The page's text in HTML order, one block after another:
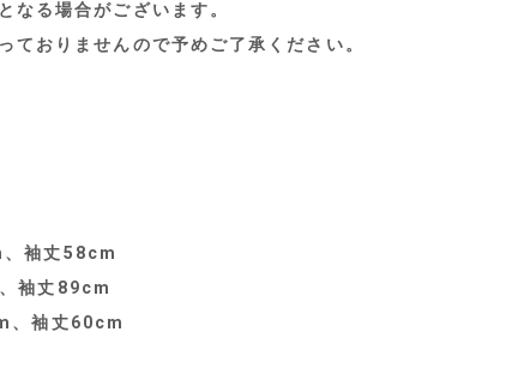
なる場合がございます。
ておりませんので予めご了承ください。
袖丈58cm
袖丈89cm
、袖丈60cm